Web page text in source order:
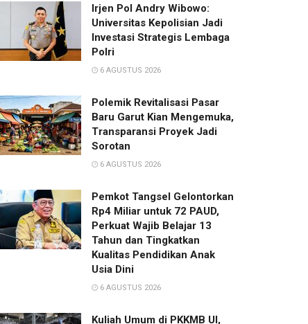
Irjen Pol Andry Wibowo:
Universitas Kepolisian Jadi
Investasi Strategis Lembaga
Polri
6 AGUSTUS 2026
Polemik Revitalisasi Pasar
Baru Garut Kian Mengemuka,
Transparansi Proyek Jadi
Sorotan
6 AGUSTUS 2026
Pemkot Tangsel Gelontorkan
Rp4 Miliar untuk 72 PAUD,
Perkuat Wajib Belajar 13
Tahun dan Tingkatkan
Kualitas Pendidikan Anak
Usia Dini
6 AGUSTUS 2026
Kuliah Umum di PKKMB UI,